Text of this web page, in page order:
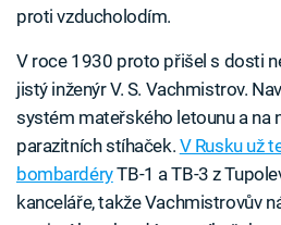
proti vzducholodím.
V roce 1930 proto přišel s dosti
jistý inženýr V. S. Vachmistrov.
systém mateřského letounu a na
parazitních stíhaček. V Rusku už
bombardéryTB-1 a TB-3 z
kanceláře, takže Vachmistrovův